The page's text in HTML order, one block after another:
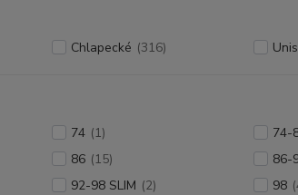
Chlapecké (316)
74 (1)
74-
86 (15)
86-
92-98 SLIM (2) 98